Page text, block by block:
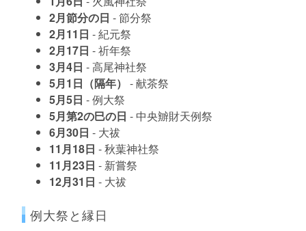
2月節分の日 - 節分祭
2月11日 - 紀元祭
2月17日 - 祈年祭
3月4日 - 高尾神社祭
5月1日（隔年） - 献茶祭
5月5日 - 例大祭
5月第2の巳の日 - 中央辧財天例祭
6月30日 - 大祓
11月18日 - 秋葉神社祭
11月23日 - 新嘗祭
12月31日 - 大祓
例大祭と縁日